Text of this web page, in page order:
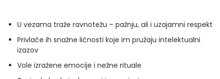
U vezama traže ravnotežu – pažnju, ali i uzajamni respekt
Privlače ih snažne ličnosti koje im pružaju intelektualni
izazov
Vole izražene emocije i nežne rituale